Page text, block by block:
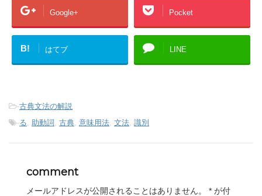
Google+ Pocket
B! はてブ LINE
-古典文法の解説
-る, 助動詞 , 古典, 意味用法, 文法, 識別
comment
メールアドレスが公開されることはありません。 * が付